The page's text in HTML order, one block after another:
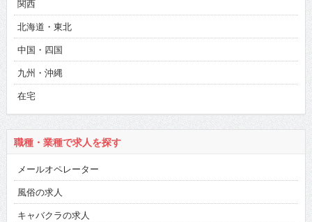
関西
北海道・東北
中国・四国
九州・沖縄
在宅
職種・業種で求人を探す
メールオペレーター
風俗の求人
キャバクラの求人